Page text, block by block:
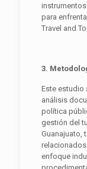
para
Travel and
3.
Este estudio
análisis
política
gestión del
Guanajuato,
relacionados
enfoque